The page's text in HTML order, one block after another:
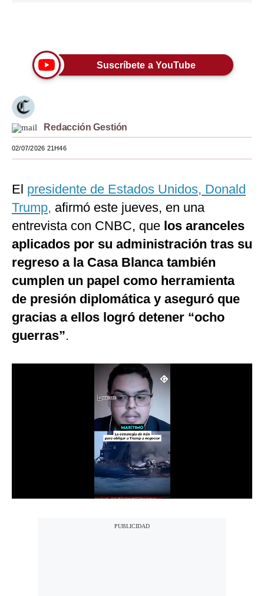
Viajes
Estilos
Mundo
Internacional
Tecnología
Mix
G de Gestión
Notas Contratadas
Suscríbete a YouTube
Redacción Gestión
02/07/2026 21H46
El presidente de Estados Unidos, Donald
Trump, afirmó este jueves, en una
entrevista con CNBC, que los aranceles
aplicados por su administración tras su
regreso a la Casa Blanca también
cumplen un papel como herramienta
de presión diplomática y aseguró que
gracias a ellos logró detener “ocho
guerras”.